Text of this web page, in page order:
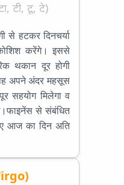
टी, टू, टे)
से हटकर दिनचर्या
करेंगे। इससे
थकान दूर होगी
अपने अंदर महसूस
सहयोग मिलेगा व
से संबंधित
आज का दिन अति